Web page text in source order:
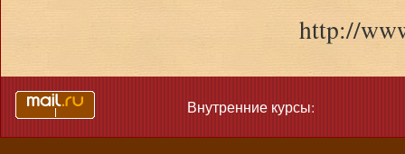
http://
Внутренние курсы: